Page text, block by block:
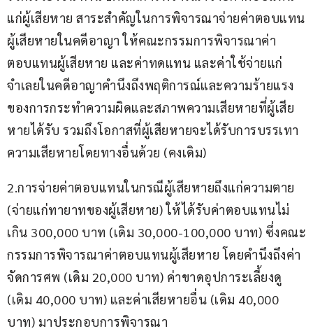
แก่ผู้เสียหาย สาระสำคัญในการพิจารณาจ่ายค่าตอบแทน
ผู้เสียหายในคดีอาญา ให้คณะกรรมการพิจารณาค่า
ตอบแทนผู้เสียหาย และค่าทดแทน และค่าใช้จ่ายแก่
จำเลยในคดีอาญาคำนึงถึงพฤติการณ์และความร้ายแรง
ของการกระทำความผิดและสภาพความเสียหายที่ผู้เสีย
หายได้รับ รวมถึงโอกาสที่ผู้เสียหายจะได้รับการบรรเทา
ความเสียหายโดยทางอื่นด้วย (คงเดิม)
2.การจ่ายค่าตอบแทนในกรณีผู้เสียหายถึงแก่ความตาย
(จ่ายแก่ทายาทของผู้เสียหาย) ให้ได้รับค่าตอบแทนไม่
เกิน 300,000 บาท (เดิม 30,000-100,000 บาท) ซึ่งคณะ
กรรมการพิจารณาค่าตอบแทนผู้เสียหาย โดยคำนึงถึงค่า
จัดการศพ (เดิม 20,000 บาท) ค่าขาดอุปการะเลี้ยงดู
(เดิม 40,000 บาท) และค่าเสียหายอื่น (เดิม 40,000
บาท) มาประกอบการพิจารณา